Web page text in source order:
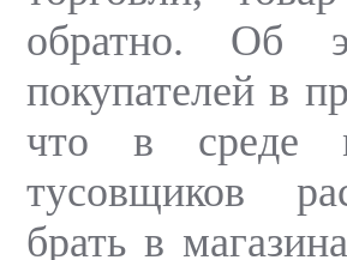
обратно. Об
покупателей в
что в среде
тусовщиков
брать в